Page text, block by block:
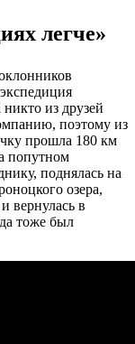
легче»
никто из друзей
поэтому из
прошла 180 км
попутном
поднялась на
озера,
вернулась в
тоже был